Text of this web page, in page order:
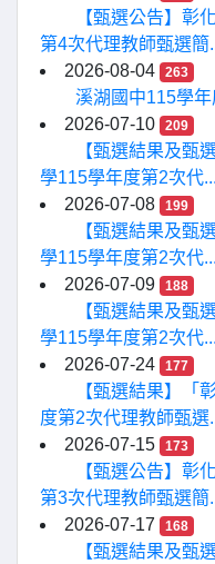
【甄選公告】彰
第4次代理教師甄選簡
2026-08-04
263
溪湖國中115學
2026-07-10
209
【甄選結果及甄
學115學年度第2次代...
2026-07-08
199
【甄選結果及甄
學115學年度第2次代...
2026-07-09
188
【甄選結果及甄
學115學年度第2次代...
2026-07-24
177
【甄選結果】「
度第2次代理教師甄選
2026-07-15
173
【甄選公告】彰
第3次代理教師甄選簡
2026-07-17
168
【甄選結果及甄